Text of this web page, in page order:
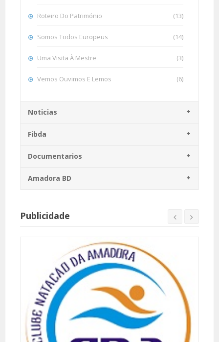
Roteiro Do Património (13)
Somos Todos Europeus (14)
Uma Visita À Mestre (3)
Vemos Ouvimos E Lemos (6)
Noticias
Fibda
Documentarios
Amadora BD
Publicidade